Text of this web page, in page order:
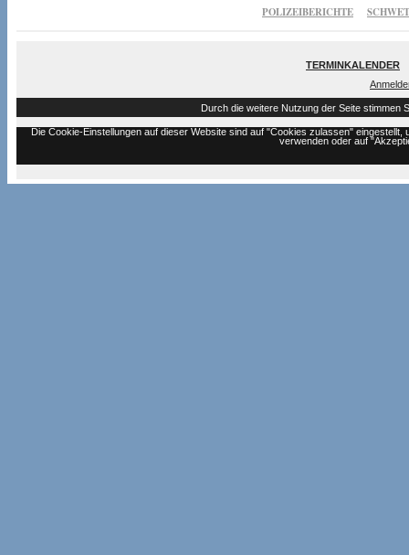
POLIZEIBERICHTE
TERMINKALENDER
Durch die weitere Nutzung der Seite stimmen
Die Cookie-Einstellungen auf dieser Website sind auf "Cookies zulassen"
verwenden oder auf